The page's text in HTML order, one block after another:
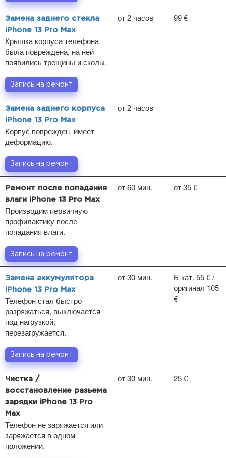
Замена заднего стекла
iPhone 13 Pro Max
Крышка корпуса телефона
была повреждена, на ней
появились трещины и сколы.
от 2 часов 99 €
Запись на ремонт
Замена заднего корпуса
iPhone 13 Pro Max
Корпус поврежден, имеет
деформацию.
от 2 часов
Запись на ремонт
Ремонт после попадания
влаги iPhone 13 Pro Max
Производим первичную
профилактику после
попадания влаги.
от 60 мин. от 35 €
Запись на ремонт
Замена аккумулятора
iPhone 13 Pro Max
Телефон стал быстро
разряжаться, выключается
под нагрузкой,
перезагружается.
от 30 мин.
Б-кат. 55 € /
оригинал 105
€
Запись на ремонт
Чистка /
восстановление разьема
зарядки iPhone 13 Pro
Max
Телефон не заряжается или
заряжается в одном
положении.
от 30 мин. 25 €